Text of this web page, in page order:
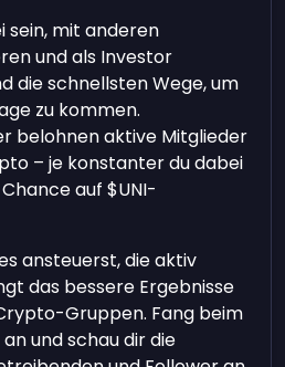
sein, mit anderen
und als Investor
die schnellsten Wege, um
zu kommen.
belohnen aktive Mitglieder
– je konstanter du dabei
auf $UNI-
ansteuerst, die aktiv
das bessere Ergebnisse
Gruppen. Fang beim
und schau dir die